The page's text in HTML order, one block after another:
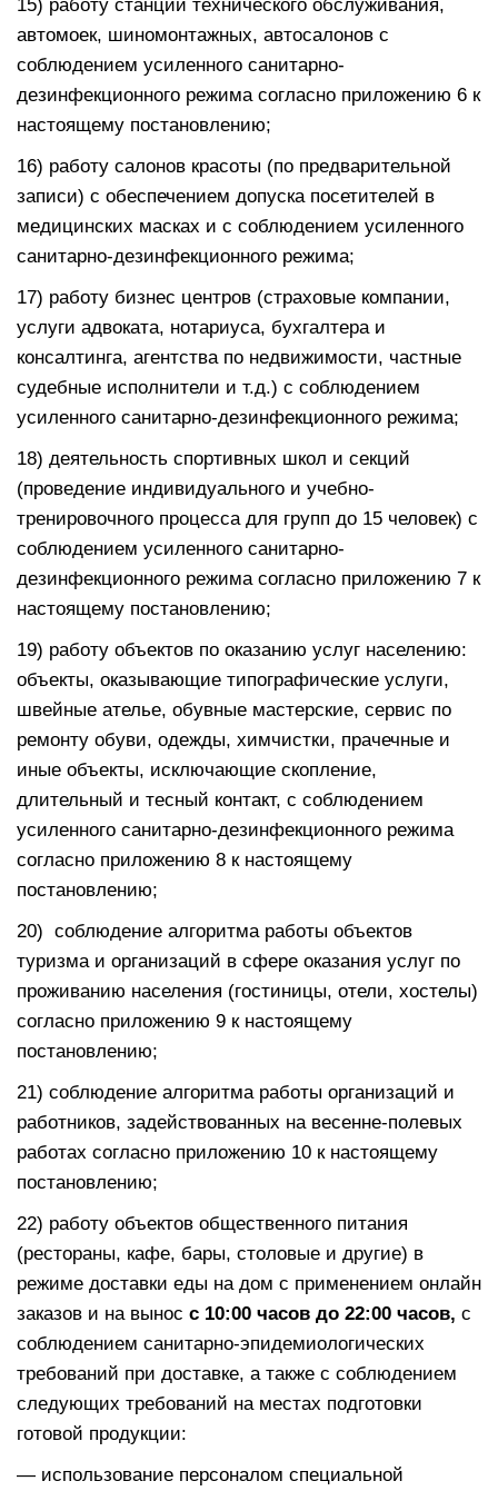
15) работу станций технического обслуживания,
автомоек, шиномонтажных, автосалонов с
соблюдением усиленного санитарно-
дезинфекционного режима согласно приложению 6 к
настоящему постановлению;
16) работу салонов красоты (по предварительной
записи) с обеспечением допуска посетителей в
медицинских масках и с соблюдением усиленного
санитарно-дезинфекционного режима;
17) работу бизнес центров (страховые компании,
услуги адвоката, нотариуса, бухгалтера и
консалтинга, агентства по недвижимости, частные
судебные исполнители и т.д.) с соблюдением
усиленного санитарно-дезинфекционного режима;
18) деятельность спортивных школ и секций
(проведение индивидуального и учебно-
тренировочного процесса для групп до 15 человек) с
соблюдением усиленного санитарно-
дезинфекционного режима согласно приложению 7 к
настоящему постановлению;
19) работу объектов по оказанию услуг населению:
объекты, оказывающие типографические услуги,
швейные ателье, обувные мастерские, сервис по
ремонту обуви, одежды, химчистки, прачечные и
иные объекты, исключающие скопление,
длительный и тесный контакт, с соблюдением
усиленного санитарно-дезинфекционного режима
согласно приложению 8 к настоящему
постановлению;
20) соблюдение алгоритма работы объектов
туризма и организаций в сфере оказания услуг по
проживанию населения (гостиницы, отели, хостелы)
согласно приложению 9 к настоящему
постановлению;
21) соблюдение алгоритма работы организаций и
работников, задействованных на весенне-полевых
работах согласно приложению 10 к настоящему
постановлению;
22) работу объектов общественного питания
(рестораны, кафе, бары, столовые и другие) в
режиме доставки еды на дом с применением онлайн
заказов и на вынос с 10:00 часов до 22:00 часов, с
соблюдением санитарно-эпидемиологических
требований при доставке, а также с соблюдением
следующих требований на местах подготовки
готовой продукции:
— использование персоналом специальной